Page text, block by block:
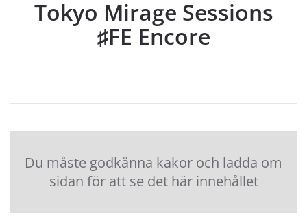
Tokyo Mirage Sessions
♯FE Encore
Du måste godkänna kakor och ladda om
sidan för att se det här innehållet